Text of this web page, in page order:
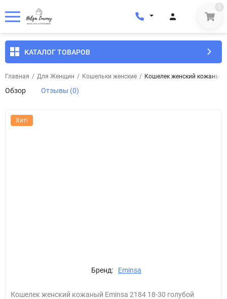
0
КАТАЛОГ ТОВАРОВ
Главная / Для Женщин / Кошельки женские / Кошелек женский кожаный
Обзор Отзывы (0)
Хит!
Бренд: Eminsa
Кошелек женский кожаный Eminsa 2184 18-30 голубой